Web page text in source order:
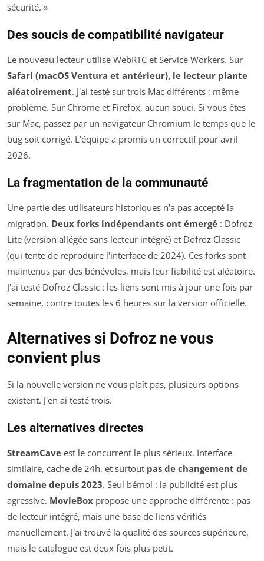
sécurité. »
Des soucis de compatibilité navigateur
Le nouveau lecteur utilise WebRTC et Service Workers. Sur
Safari (macOS Ventura et antérieur), le lecteur plante
aléatoirement. J'ai testé sur trois Mac différents : même
problème. Sur Chrome et Firefox, aucun souci. Si vous êtes
sur Mac, passez par un navigateur Chromium le temps que le
bug soit corrigé. L'équipe a promis un correctif pour avril
2026.
La fragmentation de la communauté
Une partie des utilisateurs historiques n'a pas accepté la
migration. Deux forks indépendants ont émergé : Dofroz
Lite (version allégée sans lecteur intégré) et Dofroz Classic
(qui tente de reproduire l'interface de 2024). Ces forks sont
maintenus par des bénévoles, mais leur fiabilité est aléatoire.
J'ai testé Dofroz Classic : les liens sont mis à jour une fois par
semaine, contre toutes les 6 heures sur la version officielle.
Alternatives si Dofroz ne vous
convient plus
Si la nouvelle version ne vous plaît pas, plusieurs options
existent. J'en ai testé trois.
Les alternatives directes
StreamCave est le concurrent le plus sérieux. Interface
similaire, cache de 24h, et surtout pas de changement de
domaine depuis 2023. Seul bémol : la publicité est plus
agressive. MovieBox propose une approche différente : pas
de lecteur intégré, mais une base de liens vérifiés
manuellement. J'ai trouvé la qualité des sources supérieure,
mais le catalogue est deux fois plus petit.